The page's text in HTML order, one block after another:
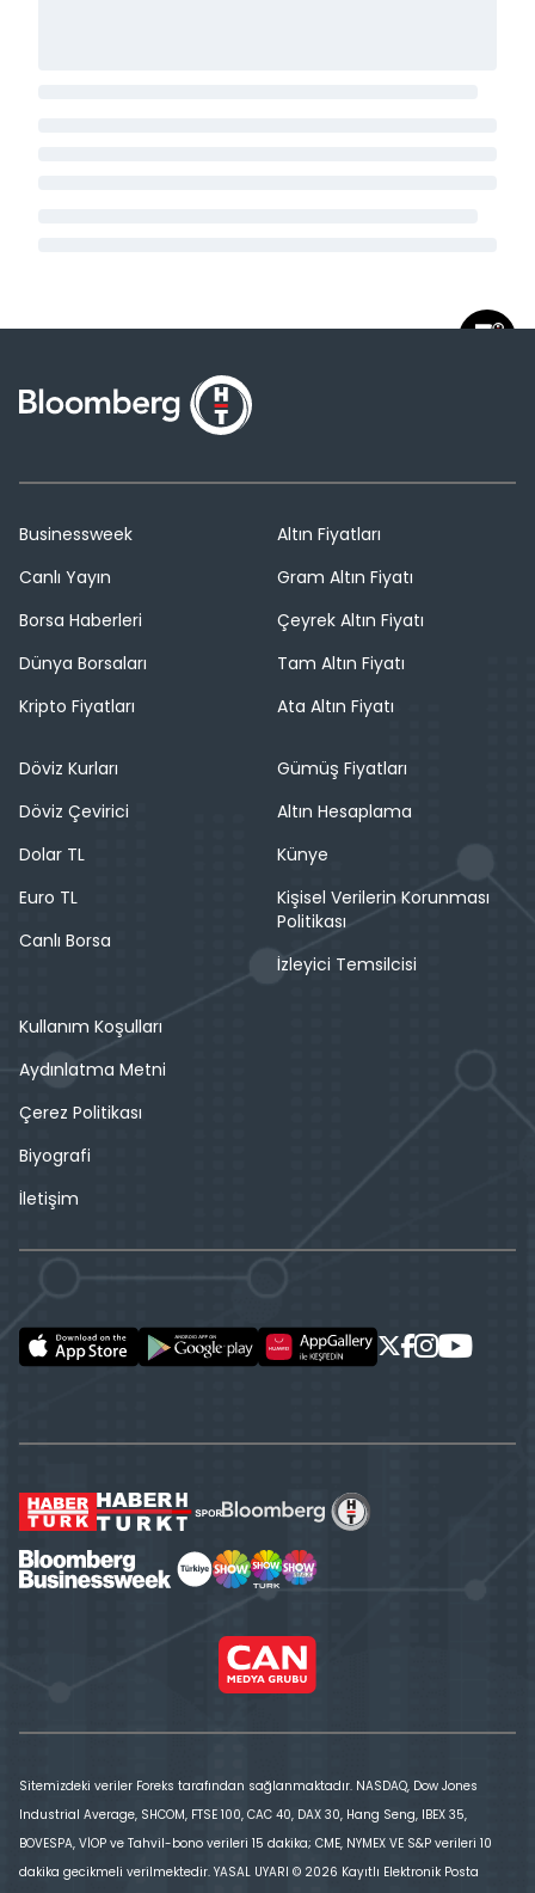
Businessweek
Canlı Yayın
Borsa Haberleri
Dünya Borsaları
Kripto Fiyatları
Altın Fiyatları
Gram Altın Fiyatı
Çeyrek Altın Fiyatı
Tam Altın Fiyatı
Ata Altın Fiyatı
Döviz Kurları
Döviz Çevirici
Dolar TL
Euro TL
Canlı Borsa
Gümüş Fiyatları
Altın Hesaplama
Künye
Kişisel Verilerin Korunması
Politikası
İzleyici Temsilcisi
Kullanım Koşulları
Aydınlatma Metni
Çerez Politikası
Biyografi
İletişim
Sitemizdeki veriler Foreks tarafından sağlanmaktadır. NASDAQ, Dow Jones
Industrial Average, SHCOM, FTSE 100, CAC 40, DAX 30, Hang Seng, IBEX 35,
BOVESPA, VİOP ve Tahvil-bono verileri 15 dakika; CME, NYMEX VE S&P verileri 10
dakika gecikmeli verilmektedir. YASAL UYARI © 2026 Kayıtlı Elektronik Posta